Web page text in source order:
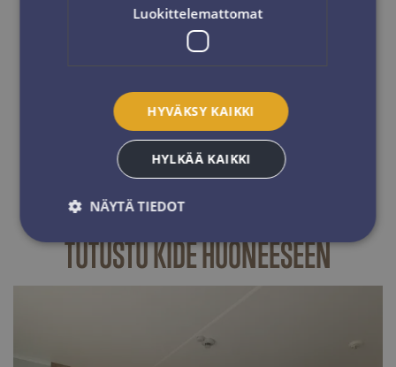
43" taulutelevisio & Chromecast
Saunaosasto
Kuivauskaappi
Aina edullisimmat hissiliput
TUTUSTU KIDE HUONEESEEN
Luokittelemattomat
HYVÄKSY KAIKKI
HYLKÄÄ KAIKKI
NÄYTÄ TIEDOT